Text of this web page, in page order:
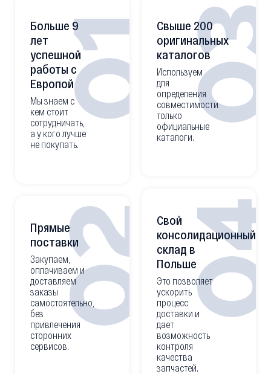
01
Больше 9
лет
успешной
работы с
Европой
Мы знаем с
кем стоит
сотрудничать,
а у кого лучше
не покупать.
02
Прямые
поставки
Закупаем,
оплачиваем и
доставляем
заказы
самостоятельно,
без
привлечения
сторонних
сервисов.
Свыше 200
оригинальных
каталогов
Используем
для
определения
совместимости
только
официальные
каталоги.
Свой
консолидационный
склад в
Польше
Это позволяет
ускорить
процесс
доставки и
дает
возможность
контроля
качества
запчастей.